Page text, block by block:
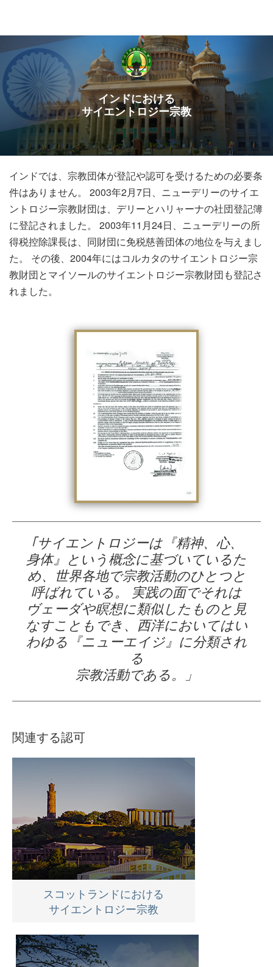
メ
インドにおける
サイエントロジー宗教
インドでは、宗教団体が登記や認可を受けるための必要条
件はありません。 2003年2月7日、ニューデリーのサイエ
ントロジー宗教財団は、デリーとハリャーナの社団登記簿
に登記されました。 2003年11月24日、ニューデリーの所
得税控除課長は、同財団に免税慈善団体の地位を与えまし
た。 その後、2004年にはコルカタのサイエントロジー宗
教財団とマイソールのサイエントロジー宗教財団も登記さ
れました。
｢サイエントロジーは『精神、心、
身体』という概念に基づいているた
め、世界各地で宗教活動のひとつと
呼ばれている。 実践の面でそれは
ヴェーダや瞑想に類似したものと見
なすこともでき、西洋においてはい
わゆる『ニューエイジ』に分類され
る
宗教活動である。」
関連する認可
スコットランドにおける
サイエントロジー宗教